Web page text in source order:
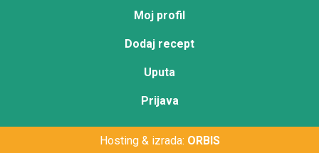
Moj profil
Dodaj recept
Uputa
Prijava
Hosting & izrada: ORBIS